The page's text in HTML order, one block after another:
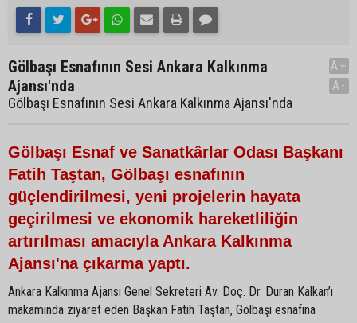
Gölbaşı Esnafının Sesi Ankara Kalkınma
Ajansı'nda
Gölbaşı Esnafının Sesi Ankara Kalkınma Ajansı'nda
A+
A-
Gölbaşı Esnaf ve Sanatkârlar Odası Başkanı
Fatih Taştan, Gölbaşı esnafının
güçlendirilmesi, yeni projelerin hayata
geçirilmesi ve ekonomik hareketliliğin
artırılması amacıyla Ankara Kalkınma
Ajansı'na çıkarma yaptı.
Ankara Kalkınma Ajansı Genel Sekreteri Av. Doç. Dr. Duran Kalkan’ı
makamında ziyaret eden Başkan Fatih Taştan, Gölbaşı esnafına